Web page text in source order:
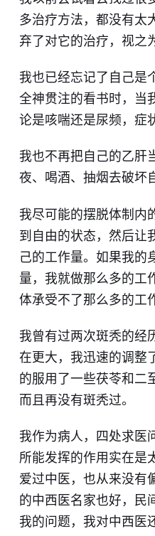
多治疗方法，都没有太
弃了对它的治疗，视之
我也已经忘记了自己是
全神贯注的看书时，当
论是咳喘还是尿频，症
我也不再把自己的乙肝
夜、喝酒、抽烟去破坏
我尽可能的摆脱体制内
到自由的状态，然后让
己的工作量。如果我的
量，我就做那么多的工
体承受不了那么多的工
我曾有过两次斑秃的经
在更大，我迅速的调整
的服用了一些茯苓和二
而且再没有斑秃过。
我作为病人，四处求医
所能发挥的作用实在是
爱过中医，也从来没有
的中西医名家也好，民
我的问题，我对中西医